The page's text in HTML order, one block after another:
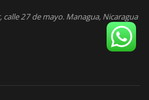
calle 27 de mayo. Managua, Nicaragua